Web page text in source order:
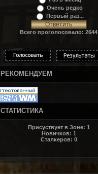
Очень редко
Первый раз...
Всего проголосовало: 2644
РЕКОМЕНДУЕМ
СТАТИСТИКА
Присуствует в Зоне: 1
Новичков: 1
Сталкеров: 0